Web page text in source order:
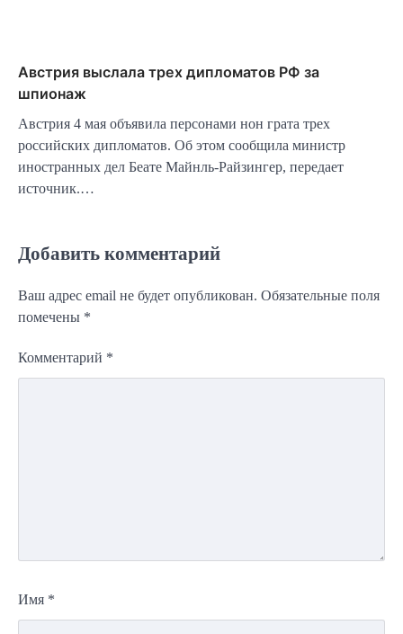
Австрия выслала трех дипломатов РФ за
шпионаж
Австрия 4 мая объявила персонами нон грата трех
российских дипломатов. Об этом сообщила министр
иностранных дел Беате Майнль-Райзингер, передает
источник.…
Добавить комментарий
Ваш адрес email не будет опубликован. Обязательные поля
помечены *
Комментарий *
Имя *